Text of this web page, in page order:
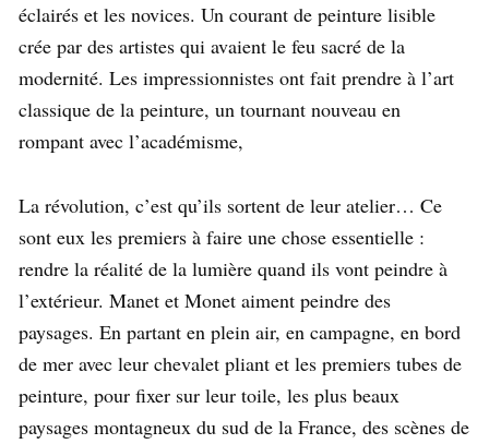
éclairés et les novices. Un courant de peinture lisible
crée par des artistes qui avaient le feu sacré de la
modernité. Les impressionnistes ont fait prendre à l’art
classique de la peinture, un tournant nouveau en
rompant avec l’académisme,
La révolution, c’est qu’ils sortent de leur atelier… Ce
sont eux les premiers à faire une chose essentielle :
rendre la réalité de la lumière quand ils vont peindre à
l’extérieur. Manet et Monet aiment peindre des
paysages. En partant en plein air, en campagne, en bord
de mer avec leur chevalet pliant et les premiers tubes de
peinture, pour fixer sur leur toile, les plus beaux
paysages montagneux du sud de la France, des scènes de